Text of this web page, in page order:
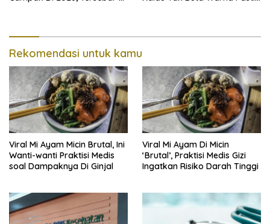
Rekomendasi untuk kamu
Viral Mi Ayam Micin Brutal, Ini
Wanti-wanti Praktisi Medis
soal Dampaknya Di Ginjal
Viral Mi Ayam Di Micin
‘Brutal’, Praktisi Medis Gizi
Ingatkan Risiko Darah Tinggi